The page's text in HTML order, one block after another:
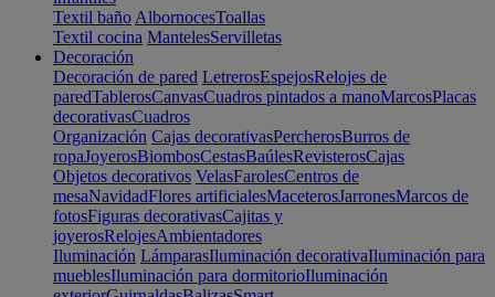
Textil baño AlbornocesToallas
Textil cocina MantelesServilletas
Decoración
Decoración de pared LetrerosEspejosRelojes de
paredTablerosCanvasCuadros pintados a manoMarcosPlacas
decorativasCuadros
Organización Cajas decorativasPercherosBurros de
ropaJoyerosBiombosCestasBaúlesRevisterosCajas
Objetos decorativos VelasFarolesCentros de
mesaNavidadFlores artificialesMaceterosJarronesMarcos de
fotosFiguras decorativasCajitas y
joyerosRelojesAmbientadores
Iluminación LámparasIluminación decorativaIluminación para
mueblesIluminación para dormitorioIluminación